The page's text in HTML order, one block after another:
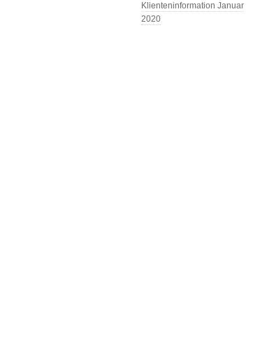
Klienteninformation Januar
2020